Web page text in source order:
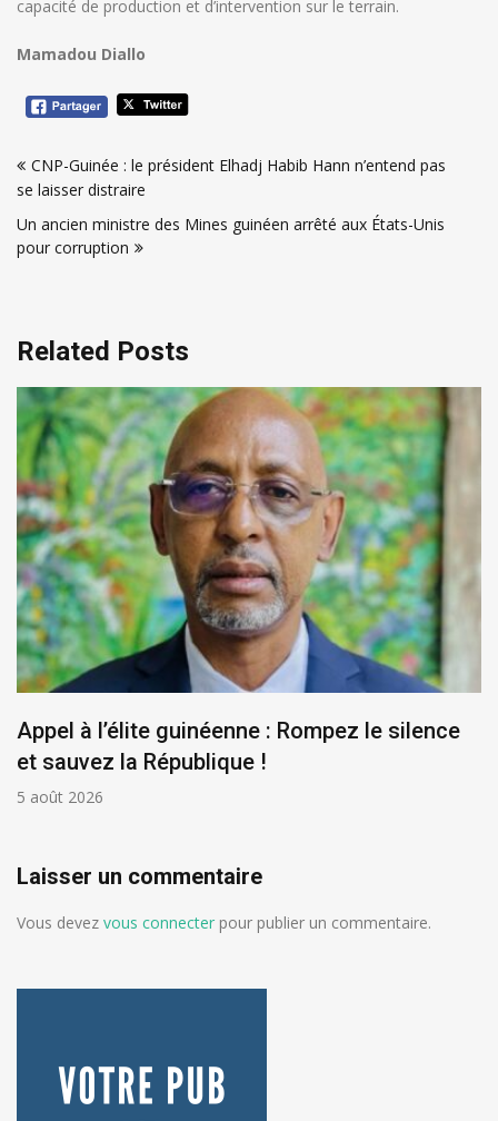
capacité de production et d’intervention sur le terrain.
Mamadou Diallo
de
l’article
CNP-Guinée : le président Elhadj Habib Hann n’entend pas
se laisser distraire
Un ancien ministre des Mines guinéen arrêté aux États-Unis
pour corruption
Related Posts
Appel à l’élite guinéenne : Rompez le silence
et sauvez la République !
5 août 2026
Laisser un commentaire
Vous devez vous connecter pour publier un commentaire.